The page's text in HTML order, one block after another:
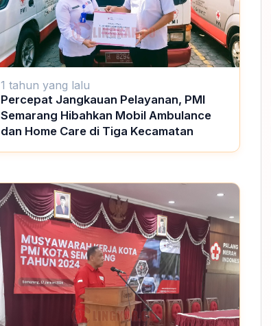
1 tahun yang lalu
Percepat Jangkauan Pelayanan, PMI
Semarang Hibahkan Mobil Ambulance
dan Home Care di Tiga Kecamatan